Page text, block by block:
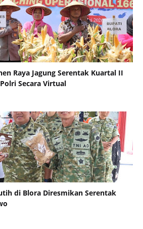
Raya Jagung Serentak Kuartal II
Secara Virtual
di Blora Diresmikan Serentak